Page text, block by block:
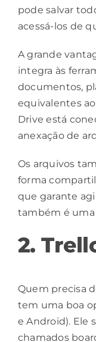
pode salvar
acessá-los de
A grande
integra às
documentos,
equivalentes
Drive está
anexação de
Os arquivos
forma
que garante
também é
2.
Quem precisa
tem uma boa
eAndroid). Ele
chamados